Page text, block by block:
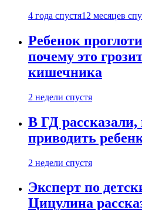
4 года спустя12 месяцев
Ребенок
почему это
кишечника
2 недели спустя
В ГД
приводить
2 недели спустя
Эксперт по
Цицулина